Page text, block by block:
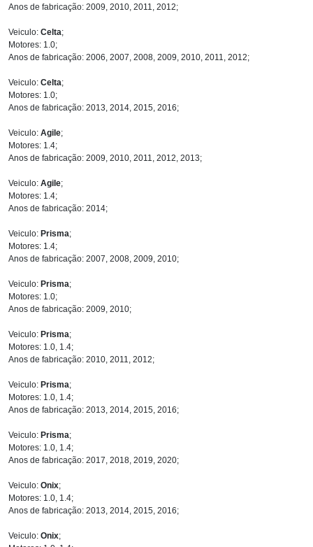
Anos de fabricação: 2009, 2010, 2011, 2012;
Veiculo: Celta;
Motores: 1.0;
Anos de fabricação: 2006, 2007, 2008, 2009, 2010, 2011, 2012;
Veiculo: Celta;
Motores: 1.0;
Anos de fabricação: 2013, 2014, 2015, 2016;
Veiculo: Agile;
Motores: 1.4;
Anos de fabricação: 2009, 2010, 2011, 2012, 2013;
Veiculo: Agile;
Motores: 1.4;
Anos de fabricação: 2014;
Veiculo: Prisma;
Motores: 1.4;
Anos de fabricação: 2007, 2008, 2009, 2010;
Veiculo: Prisma;
Motores: 1.0;
Anos de fabricação: 2009, 2010;
Veiculo: Prisma;
Motores: 1.0, 1.4;
Anos de fabricação: 2010, 2011, 2012;
Veiculo: Prisma;
Motores: 1.0, 1.4;
Anos de fabricação: 2013, 2014, 2015, 2016;
Veiculo: Prisma;
Motores: 1.0, 1.4;
Anos de fabricação: 2017, 2018, 2019, 2020;
Veiculo: Onix;
Motores: 1.0, 1.4;
Anos de fabricação: 2013, 2014, 2015, 2016;
Veiculo: Onix;